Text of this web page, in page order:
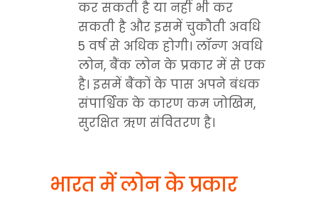
कर सकती है या नहीं भी कर
सकती है और इसमें चुकौती अवधि
5 वर्ष से अधिक होगी। लॉन्ग अवधि
लोन, बैंक लोन के प्रकार में से एक
है। इसमें बैंकों के पास अपने बंधक
संपार्श्विक के कारण कम जोखिम,
सुरक्षित ऋण संवितरण है।
भारत में लोन के प्रकार